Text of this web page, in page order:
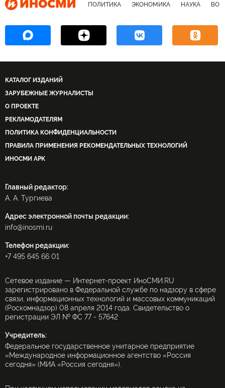
ПОЛИТИКА ЭКОНОМИКА НАУКА
КАТАЛОГ ИЗДАНИЙ
ЗАРУБЕЖНЫЕ ЖУРНАЛИСТЫ
О ПРОЕКТЕ
РЕКЛАМОДАТЕЛЯМ
ПОЛИТИКА КОНФИДЕНЦИАЛЬНОСТИ
ПРАВИЛА ПРИМЕНЕНИЯ РЕКОМЕНДАТЕЛЬНЫХ ТЕХНОЛОГИЙ
ИНОСМИ APK
Главный редактор:
А. А. Тургиева
Адрес электронной почты редакции:
info@inosmi.ru
Телефон редакции:
+7 495 645 66 01
Сетевое издание — Интернет-проект ИноСМИ.RU
зарегистрировано в Федеральной службе по надзору в сфере
связи, информационных технологий и массовых коммуникаций
(Роскомнадзор) 08 апреля 2014 года. Свидетельство о
регистрации ЭЛ № ФС 77 - 57642
Учредитель:
Федеральное государственное унитарное предприятие
«Международное информационное агентство «Россия
сегодня» (МИА «Россия сегодня»).